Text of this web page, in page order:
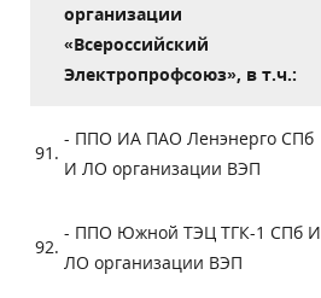
организации
«Всероссийский
Электропрофсоюз», в т.ч.:
91.
- ППО ИА ПАО Ленэнерго СПб
И ЛО организации ВЭП
92.
- ППО Южной ТЭЦ ТГК-1 СПб И
ЛО организации ВЭП